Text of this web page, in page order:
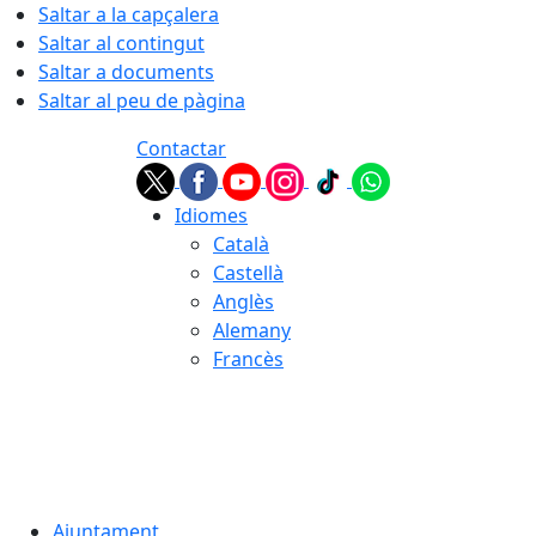
Saltar a la capçalera
Saltar al contingut
Saltar a documents
Saltar al peu de pàgina
Contactar
Idiomes
Català
Castellà
Anglès
Alemany
Francès